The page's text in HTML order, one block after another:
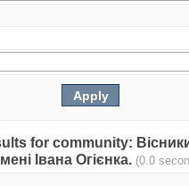
for community:
Івана Огієнка. (0.0